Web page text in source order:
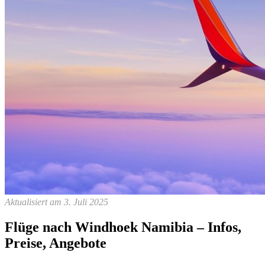
Aktualisiert am 3. Juli 2025
Flüge nach Windhoek Namibia – Infos,
Preise, Angebote